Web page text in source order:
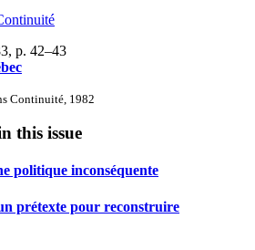
, p. 42–43
Continuité, 1982
this issue
politique inconséquente
prétexte pour reconstruire